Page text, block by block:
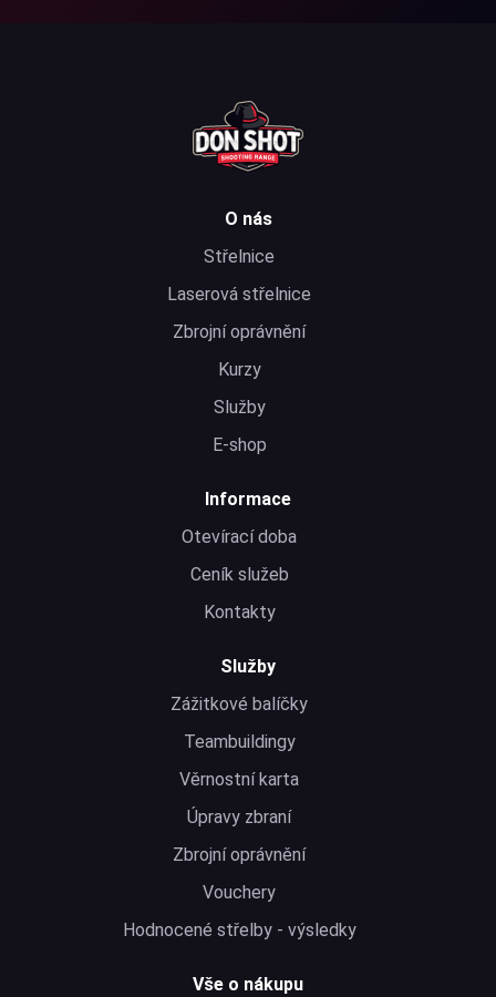
O nás
Střelnice
Laserová střelnice
Zbrojní oprávnění
Kurzy
Služby
E-shop
Informace
Otevírací doba
Ceník služeb
Kontakty
Služby
Zážitkové balíčky
Teambuildingy
Věrnostní karta
Úpravy zbraní
Zbrojní oprávnění
Vouchery
Hodnocené střelby - výsledky
Vše o nákupu